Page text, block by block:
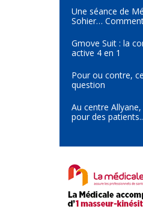
Une séance de
Sohier…
Gmove Suit : la
active 4 en 1
Pour ou contre,
question
Au centre
pour des